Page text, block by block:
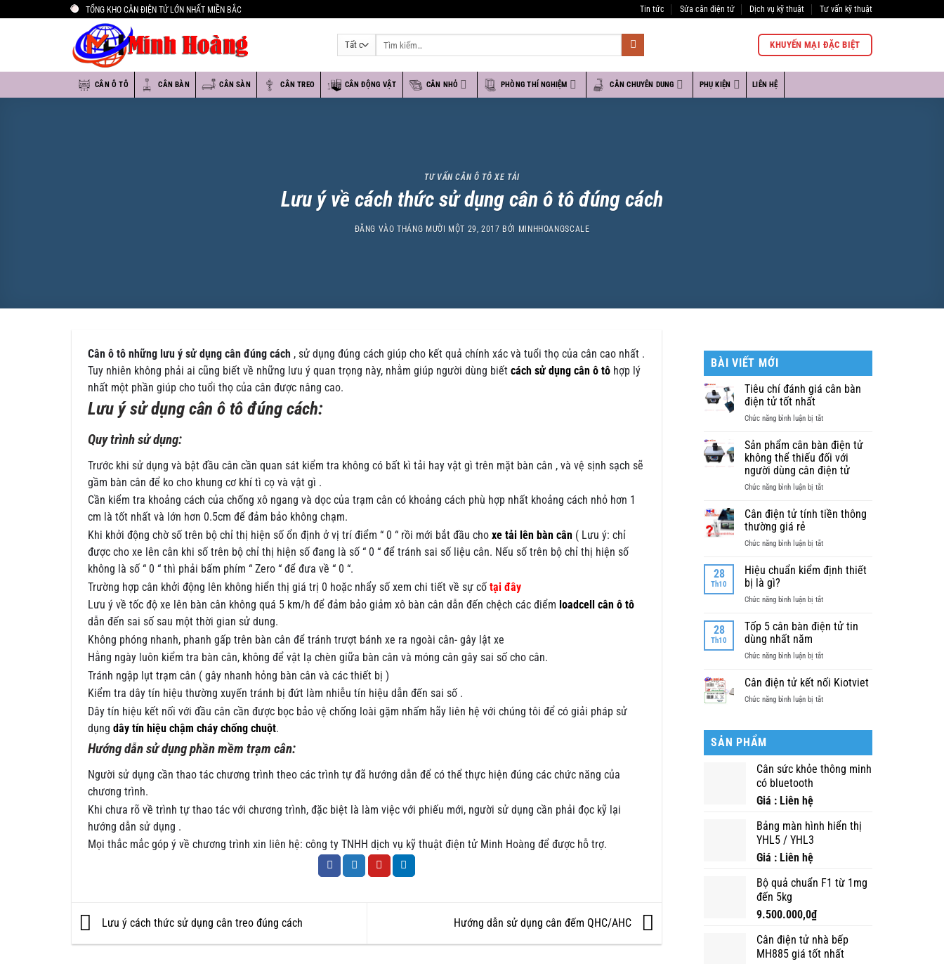
TỔNG KHO CÂN ĐIỆN TỬ LỚN NHẤT MIỀN BẮC Tin tức Sửa cân điện tử Dịch vụ kỹ thuật Tư vấn kỹ thuật
KHUYẾN MẠI ĐẶC BIỆT
CÂN Ô TÔ CÂN BÀN CÂN SÀN CÂN TREO CÂN ĐỘNG VẬT CÂN NHỎ PHÒNG THÍ NGHIỆM CÂN CHUYÊN DUNG PHỤ KIỆN LIÊN HỆ
TƯ VẤN CÂN Ô TÔ XE TẢI
Lưu ý về cách thức sử dụng cân ô tô đúng cách
ĐĂNG VÀOTHÁNG MƯỜI MỘT 29, 2017 BỞI MINHHOANGSCALE
Cân ô tô những lưu ý sử dụng cân đúng cách , sử dụng đúng cách giúp cho kết quả chính xác và tuổi thọ của cân cao nhất .
Tuy nhiên không phải ai cũng biết về những lưu ý quan trọng này, nhằm giúp người dùng biếtcách sử dụng cân ô tô hợp lý
nhất một phần giúp cho tuổi thọ của cân được nâng cao.
Lưu ý sử dụng cân ô tô đúng cách:
Quy trình sử dụng:
Trước khi sử dụng và bật đầu cân cần quan sát kiểm tra không có bất kì tải hay vật gì trên mặt bàn cân , và vệ sịnh sạch sẽ
gầm bàn cân để ko cho khung cơ khí tì cọ và vật gì .
Cần kiểm tra khoảng cách của chống xô ngang và dọc của trạm cân có khoảng cách phù hợp nhất khoảng cách nhỏ hơn 1
cm là tốt nhất và lớn hơn 0.5cm để đảm bảo không chạm.
Khi khởi động chờ số trên bộ chỉ thị hiện số ổn định ở vị trí điểm “ 0 “ rồi mới bắt đầu choxe tải lên bàn cân ( Lưu ý: chỉ
được cho xe lên cân khi số trên bộ chỉ thị hiện số đang là số “ 0 “ để tránh sai số liệu cân. Nếu số trên bộ chỉ thị hiện số
không là số “ 0 “ thì phải bấm phím “ Zero “ để đưa về “ 0 “.
Trường hợp cân khởi động lên không hiển thị giá trị 0 hoặc nhẩy số xem chi tiết về sự cốtại đây
Lưu ý về tốc độ xe lên bàn cân không quá 5 km/h để đảm bảo giảm xô bàn cân dẫn đến chệch các điểm loadcell cân ô tô
dẫn đến sai số sau một thời gian sử dung.
Không phóng nhanh, phanh gấp trên bàn cân để tránh trượt bánh xe ra ngoài cân- gây lật xe
Hằng ngày luôn kiểm tra bàn cân, không để vật lạ chèn giữa bàn cân và móng cân gây sai số cho cân.
Tránh ngập lụt trạm cân ( gây nhanh hỏng bàn cân và các thiết bị )
Kiểm tra dây tín hiệu thường xuyến tránh bị đứt làm nhiễu tín hiệu dẫn đến sai số .
Dây tín hiệu kết nối với đầu cân cần được bọc bảo vệ chống loài gặm nhấm hãy liên hệ với chúng tôi để có giải pháp sử
dụngdây tín hiệu chậm cháy chống chuột.
Hướng dẫn sử dụng phần mềm trạm cân:
Người sử dụng cần thao tác chương trình theo các trình tự đã hướng dẫn để có thể thực hiện đúng các chức năng của
chương trình.
Khi chưa rõ về trình tự thao tác với chương trình, đặc biệt là làm việc với phiếu mới, người sử dụng cần phải đọc kỹ lại
hướng dẫn sử dụng .
Mọi thắc mắc góp ý về chương trình xin liên hệ: công ty TNHH dịch vụ kỹ thuật điện tử Minh Hoàng để được hỗ trợ.
Lưu ý cách thức sử dụng cân treo đúng cách Hướng dẫn sử dụng cân đếm QHC/AHC
BÀI VIẾT MỚI
Tiêu chí đánh giá cân bàn
điện tử tốt nhất
Chức năng bình luận bị tắtở
chí
đánh
giá
cân
bàn
tử
Sản phẩm cân bàn điện tử
không thể thiếu đối với
người dùng cân điện tử
Chức năng bình luận bị tắtở
phẩm
điện
không
người
cân
tử
Cân điện tử tính tiền thông
thường giá rẻ
Chức năng bình luận bị tắtở
điện
tiền
thường
28
Th10
Hiệu chuẩn kiểm định thiết
bị là gì?
Chức năng bình luận bị tắtở
chuẩn
kiểm
thiết
là
28
Th10
Tốp 5 cân bàn điện tử tin
dùng nhất năm
Chức năng bình luận bị tắtở
5
bàn
nhất
năm
Cân điện tử kết nối Kiotviet
Chức năng bình luận bị tắtở
nối
Kiotviet
SẢN PHẨM
Cân sức khỏe thông minh
có bluetooth
Giá : Liên hệ
Bảng màn hình hiển thị
YHL5 / YHL3
Giá : Liên hệ
Bộ quả chuẩn F1 từ 1mg
đến 5kg
9.500.000,0₫
Cân điện tử nhà bếp
MH885 giá tốt nhất